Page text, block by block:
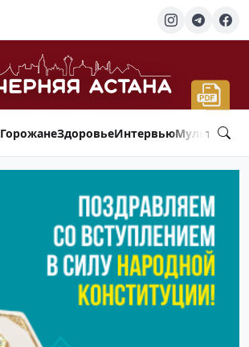
ГорожанеЗдоровьеИнтервью